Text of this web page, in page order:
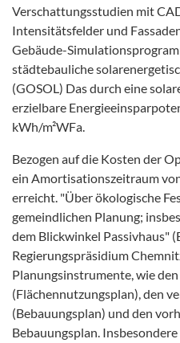
Verschattungsstudien mit
Intensitätsfelder und
Gebäude-
städtebauliche
(GOSOL) Das durch eine
erzielbare
kWh/m²WFa.
Bezogen auf die Kosten der
ein Amortisationszeitraum
erreicht. "Über ökologische
gemeindlichen Planung;
dem Blickwinkel Passivhaus"
Regierungspräsidium
Planungsinstrumente, wie
(Flächennutzungsplan), den
(Bebauungsplan) und den
Bebauungsplan.